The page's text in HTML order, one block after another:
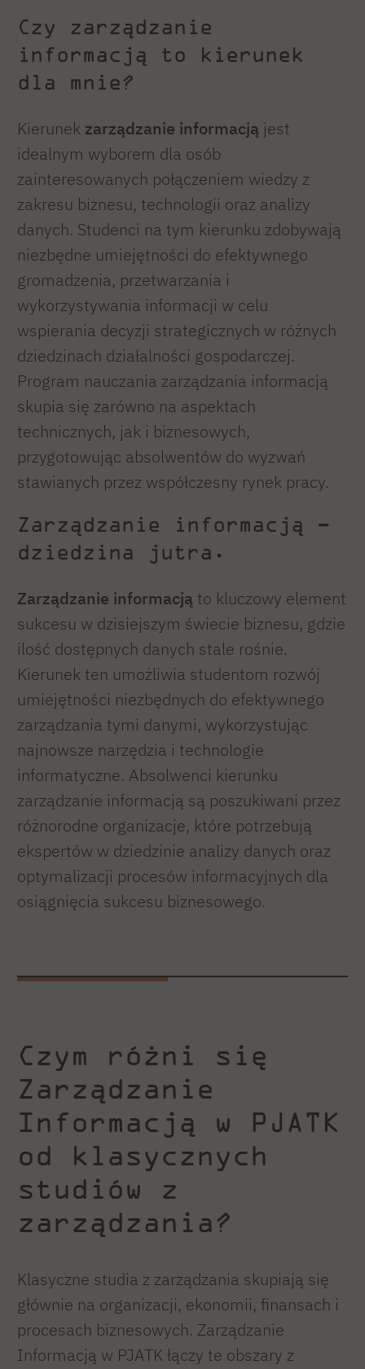
Czy zarządzanie
informacją to kierunek
dla mnie?
Kierunek zarządzanie informacją jest
idealnym wyborem dla osób
zainteresowanych połączeniem wiedzy z
zakresu biznesu, technologii oraz analizy
danych. Studenci na tym kierunku zdobywają
niezbędne umiejętności do efektywnego
gromadzenia, przetwarzania i
wykorzystywania informacji w celu
wspierania decyzji strategicznych w różnych
dziedzinach działalności gospodarczej.
Program nauczania zarządzania informacją
skupia się zarówno na aspektach
technicznych, jak i biznesowych,
przygotowując absolwentów do wyzwań
stawianych przez współczesny rynek pracy.
Zarządzanie informacją –
dziedzina jutra.
Zarządzanie informacją to kluczowy element
sukcesu w dzisiejszym świecie biznesu, gdzie
ilość dostępnych danych stale rośnie.
Kierunek ten umożliwia studentom rozwój
umiejętności niezbędnych do efektywnego
zarządzania tymi danymi, wykorzystując
najnowsze narzędzia i technologie
informatyczne. Absolwenci kierunku
zarządzanie informacją są poszukiwani przez
różnorodne organizacje, które potrzebują
ekspertów w dziedzinie analizy danych oraz
optymalizacji procesów informacyjnych dla
osiągnięcia sukcesu biznesowego.
Czym różni się
Zarządzanie
Informacją w PJATK
od klasycznych
studiów z
zarządzania?
Klasyczne studia z zarządzania skupiają się
głównie na organizacji, ekonomii, finansach i
procesach biznesowych. Zarządzanie
Informacją w PJATK łączy te obszary z